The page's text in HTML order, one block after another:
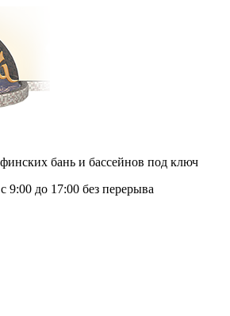
бань и бассейнов под ключ
9:00 до 17:00 без перерыва